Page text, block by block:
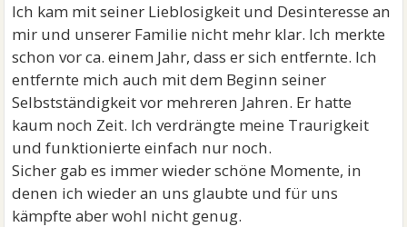
Ich kam mit seiner Lieblosigkeit und Desinteresse an
mir und unserer Familie nicht mehr klar. Ich merkte
schon vor ca. einem Jahr, dass er sich entfernte. Ich
entfernte mich auch mit dem Beginn seiner
Selbstständigkeit vor mehreren Jahren. Er hatte
kaum noch Zeit. Ich verdrängte meine Traurigkeit
und funktionierte einfach nur noch.
Sicher gab es immer wieder schöne Momente, in
denen ich wieder an uns glaubte und für uns
kämpfte aber wohl nicht genug.